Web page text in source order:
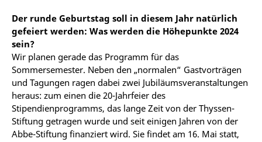
Der runde Geburtstag soll in diesem Jahr natürlich
gefeiert werden: Was werden die Höhepunkte 2024
sein?
Wir planen gerade das Programm für das
Sommersemester. Neben den „normalen“ Gastvorträgen
und Tagungen ragen dabei zwei Jubiläumsveranstaltungen
heraus: zum einen die 20-Jahrfeier des
Stipendienprogramms, das lange Zeit von der Thyssen-
Stiftung getragen wurde und seit einigen Jahren von der
Abbe-Stiftung finanziert wird. Sie findet am 16. Mai statt,